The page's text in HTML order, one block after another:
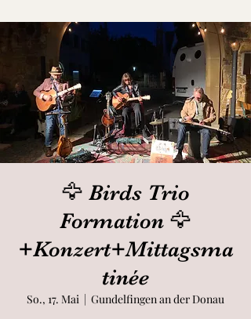
🦅 Birds Trio
Formation 🦅
+Konzert+Mittagsma
tinée
So., 17. Mai
  |
Gundelfingen an der Donau